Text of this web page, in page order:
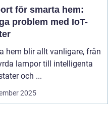
för smarta hem:
problem med IoT-
hem blir allt vanligare, från
lampor till intelligenta
och ...
2025